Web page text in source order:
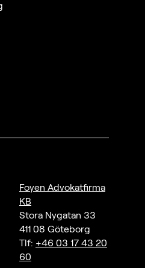
Foyen Advokatfirma
KB
Stora Nygatan 33
411 08 Göteborg
Tlf: +46 03 17 43 20
60